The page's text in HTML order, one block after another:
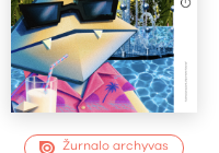
Žurnalo archyvas